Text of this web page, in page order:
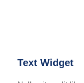
Text Widget